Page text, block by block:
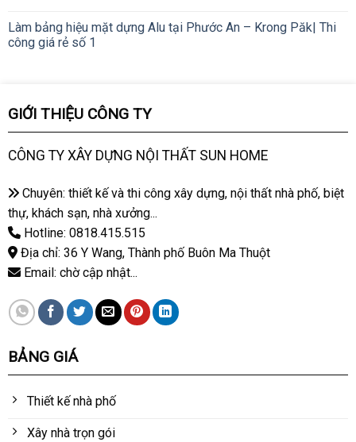
Làm bảng hiệu mặt dựng Alu tại Phước An – Krong Păk| Thi
công giá rẻ số 1
GIỚI THIỆU CÔNG TY
CÔNG TY XÂY DỰNG NỘI THẤT SUN HOME
Chuyên: thiết kế và thi công xây dựng, nội thất nhà phố, biệt
thự, khách sạn, nhà xưởng...
Hotline: 0818.415.515
Địa chỉ: 36 Y Wang, Thành phố Buôn Ma Thuột
Email: chờ cập nhật...
BẢNG GIÁ
Thiết kế nhà phố
Xây nhà trọn gói